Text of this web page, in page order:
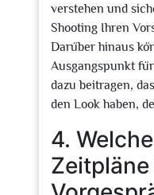
verstehen und
Shooting Ihren
Darüber hinaus
Ausgangspunkt
dazu beitragen,
den Look haben,
4.